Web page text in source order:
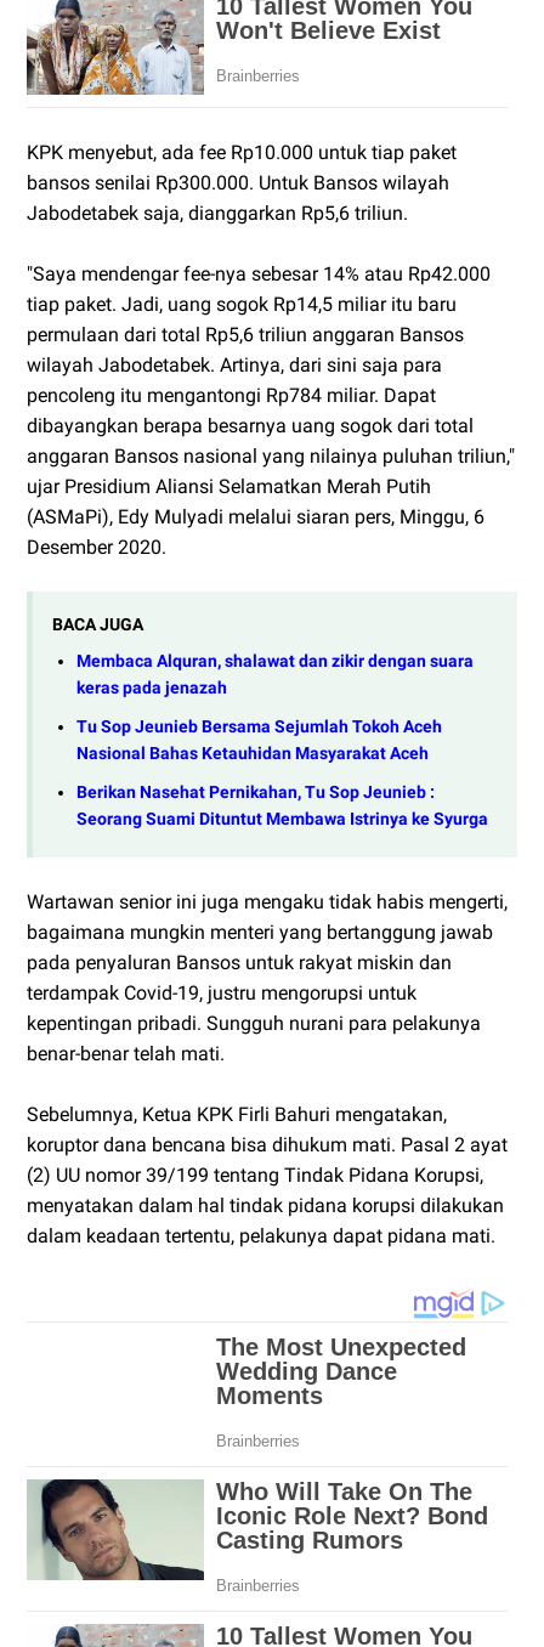
KPK menyebut, ada fee Rp10.000 untuk tiap paket
bansos senilai Rp300.000. Untuk Bansos wilayah
Jabodetabek saja, dianggarkan Rp5,6 triliun.
"Saya mendengar fee-nya sebesar 14% atau Rp42.000
tiap paket. Jadi, uang sogok Rp14,5 miliar itu baru
permulaan dari total Rp5,6 triliun anggaran Bansos
wilayah Jabodetabek. Artinya, dari sini saja para
pencoleng itu mengantongi Rp784 miliar. Dapat
dibayangkan berapa besarnya uang sogok dari total
anggaran Bansos nasional yang nilainya puluhan triliun,"
ujar Presidium Aliansi Selamatkan Merah Putih
(ASMaPi), Edy Mulyadi melalui siaran pers, Minggu, 6
Desember 2020.
BACA JUGA
Membaca Alquran, shalawat dan zikir dengan suara
keras pada jenazah
Tu Sop Jeunieb Bersama Sejumlah Tokoh Aceh
Nasional Bahas Ketauhidan Masyarakat Aceh
Berikan Nasehat Pernikahan, Tu Sop Jeunieb :
Seorang Suami Dituntut Membawa Istrinya ke Syurga
Wartawan senior ini juga mengaku tidak habis mengerti,
bagaimana mungkin menteri yang bertanggung jawab
pada penyaluran Bansos untuk rakyat miskin dan
terdampak Covid-19, justru mengorupsi untuk
kepentingan pribadi. Sungguh nurani para pelakunya
benar-benar telah mati.
Sebelumnya, Ketua KPK Firli Bahuri mengatakan,
koruptor dana bencana bisa dihukum mati. Pasal 2 ayat
(2) UU nomor 39/199 tentang Tindak Pidana Korupsi,
menyatakan dalam hal tindak pidana korupsi dilakukan
dalam keadaan tertentu, pelakunya dapat pidana mati.